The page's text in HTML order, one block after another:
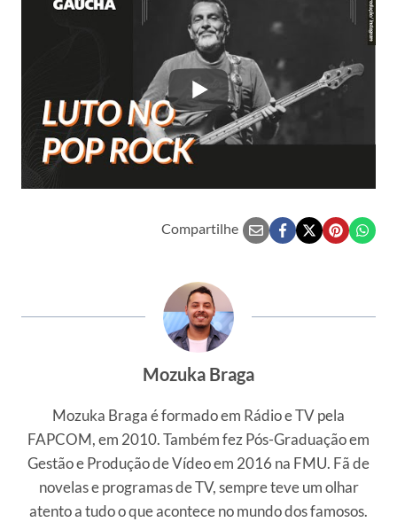
Compartilhe
Mozuka Braga
Mozuka Braga é formado em Rádio e TV pela
FAPCOM, em 2010. Também fez Pós-Graduação em
Gestão e Produção de Vídeo em 2016 na FMU. Fã de
novelas e programas de TV, sempre teve um olhar
atento a tudo o que acontece no mundo dos famosos.